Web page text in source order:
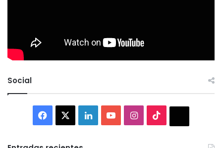
Social
Facebook LinkedInYouTubeInstagram